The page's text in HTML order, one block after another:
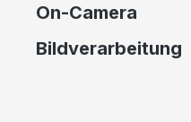
On-Camera
Bildverarbeitung